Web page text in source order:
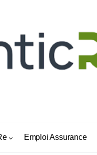
Emploi Assurance
SMAIL